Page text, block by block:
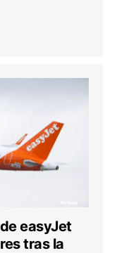
easyJet
tras la